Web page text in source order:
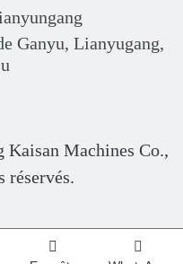
Ganyu, Lianyugang,
Kaisan Machines Co.,
réservés.